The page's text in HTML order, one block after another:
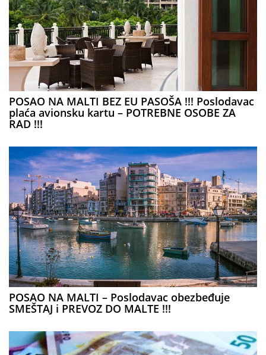
POSAO NA MALTI BEZ EU PASOŠA !!! Poslodavac
plaća avionsku kartu – POTREBNE OSOBE ZA
RAD !!!
POSAO NA MALTI – Poslodavac obezbeđuje
SMEŠTAJ i PREVOZ DO MALTE !!!